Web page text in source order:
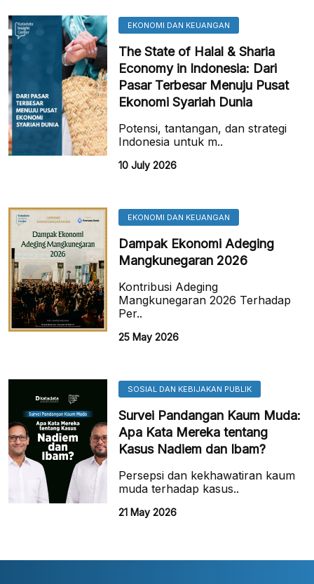
EKONOMI DAN KEUANGAN
The State of Halal & Sharia
Economy in Indonesia: Dari
Pasar Terbesar Menuju Pusat
Ekonomi Syariah Dunia
Potensi, tantangan, dan strategi
Indonesia untuk m..
10 July 2026
EKONOMI DAN KEUANGAN
Dampak Ekonomi Adeging
Mangkunegaran 2026
Kontribusi Adeging
Mangkunegaran 2026 Terhadap
Per..
25 May 2026
SOSIAL DAN KEBIJAKAN PUBLIK
Survei Pandangan Kaum Muda:
Apa Kata Mereka tentang
Kasus Nadiem dan Ibam?
Persepsi dan kekhawatiran kaum
muda terhadap kasus..
21 May 2026